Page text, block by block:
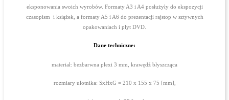
eksponowania swoich wyrobów. Formaty A3 i A4 posłużyły do ekspozycji
czasopism i książek, a formaty A5 i A6 do prezentacji rajstop w sztywnych
opakowaniach i płyt DVD.
Dane techniczne:
materiał: bezbarwna plexi 3 mm, krawędź błyszcząca
rozmiary ulotnika: SxHxG = 210 x 155 x 75 [mm],